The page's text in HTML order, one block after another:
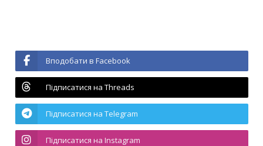
Вподобати в Facebook
Підписатися на Threads
Підписатися на Telegram
Підписатися на Instagram